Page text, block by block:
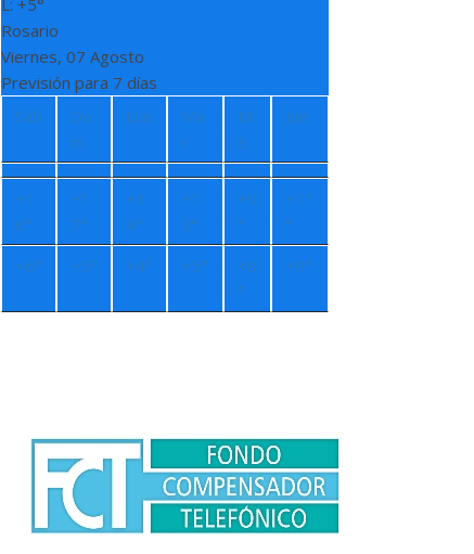
Rosario
Viernes, 07 Agosto
Previsión para 7 días
Sáb
Do
m
Lun
Ma
r
Mi
é
Jue
+1
6°
+1
7°
+1
4°
+1
3°
+9
°
+11
°
+6° +5° +4° +5° +8
°
+9°